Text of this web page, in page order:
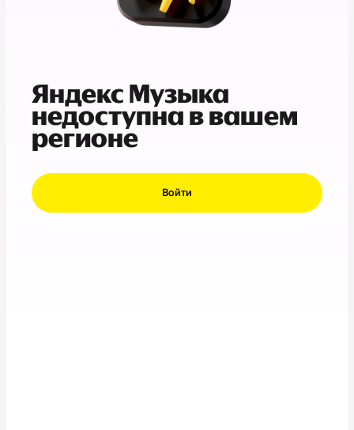
Яндекс Музыка
недоступна в вашем
регионе
Войти